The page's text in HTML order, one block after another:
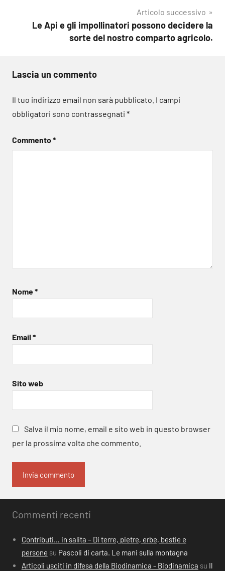
Articolo successivo
Le Api e gli impollinatori possono decidere la
sorte del nostro comparto agricolo.
Lascia un commento
Il tuo indirizzo email non sarà pubblicato. I campi
obbligatori sono contrassegnati *
Commento*
Nome*
Email *
Sito web
Salva il mio nome, email e sito web in questo browser
per la prossima volta che commento.
Commenti recenti
Contributi… in salita – Di terre, pietre, erbe, bestie e
persone su Pascoli di carta. Le mani sulla montagna
Articoli usciti in difesa della Biodinamica - Biodinamica su Il